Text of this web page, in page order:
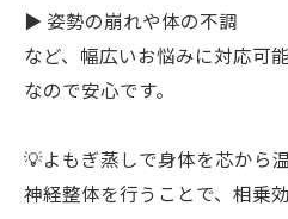
▶ 姿勢の崩れや体の不調
など、幅広いお悩みに対応可
なので安心です。
💡よもぎ蒸しで身体を芯から
神経整体を行うことで、相乗